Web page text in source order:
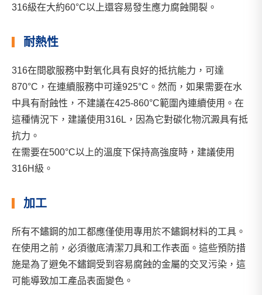
316級在大約60°C以上還容易發生應力腐蝕開裂。
耐熱性
316在間歇服務中對氧化具有良好的抵抗能力，可達
870°C，在連續服務中可達925°C。然而，如果需要在水
中具有耐蝕性，不建議在425-860°C範圍內連續使用。在
這種情況下，建議使用316L，因為它對碳化物沉澱具有抵
抗力。
在需要在500°C以上的溫度下保持高強度時，建議使用
316H級。
加工
所有不鏽鋼的加工都應僅使用專用於不鏽鋼材料的工具。
在使用之前，必須徹底清潔刀具和工作表面。這些預防措
施是為了避免不鏽鋼受到容易腐蝕的金屬的交叉污染，這
可能導致加工產品表面變色。